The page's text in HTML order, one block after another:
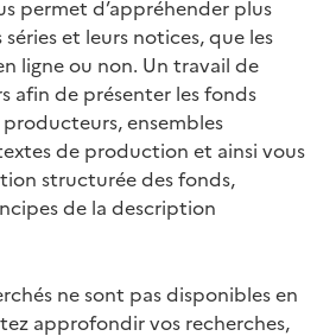
permet d’appréhender plus
et leurs notices, que les
ligne ou non. Un travail de
afin de présenter les fonds
ensembles
de production et ainsi vous
structurée des fonds,
de la description
ne sont pas disponibles en
approfondir vos recherches,